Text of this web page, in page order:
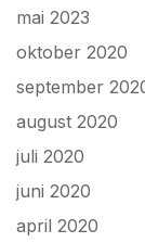
mai 2023
oktober 2020
september
august 2020
juli 2020
juni 2020
april 2020